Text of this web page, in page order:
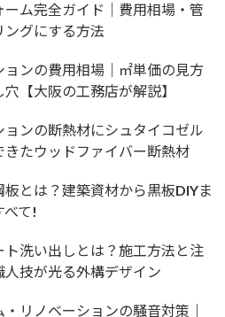
ム完全ガイド｜費用相場・管
グにする方法
ンの費用相場｜㎡単価の見方
【大阪の工務店が解説】
ンの断熱材にシュタイコゼル
たウッドファイバー断熱材
板とは？建築資材から黒板DIYま
べて!
ト洗い出しとは？施工方法と注
技が光る外構デザイン
リノベーションの騒音対策｜